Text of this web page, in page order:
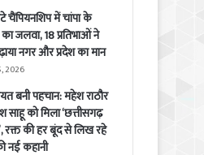
चैंपियनशिप में चांपा के
जलवा, 18 प्रतिभाओं ने
नगर और प्रदेश का मान
2026
बनी पहचान: महेश राठौर
को मिला ‘छत्तीसगढ़
रक्त की हर बूंद से लिख रहे
नई कहानी